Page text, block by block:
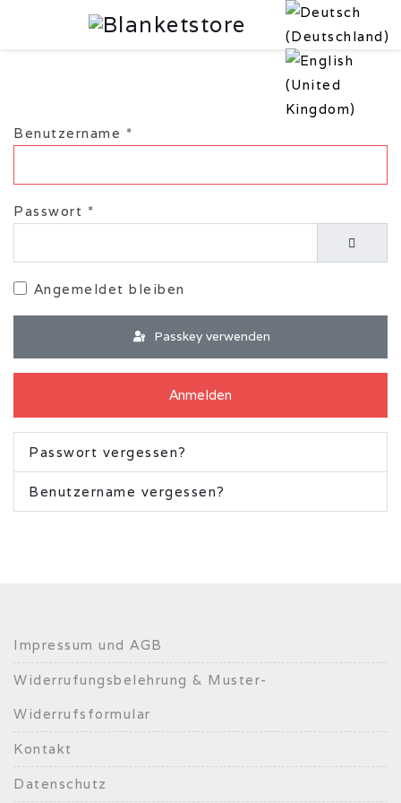
Benutzername *
Passwort *
Angemeldet bleiben
Passkey verwenden
Anmelden
Passwort vergessen?
Benutzername vergessen?
Impressum und AGB
Widerrufungsbelehrung & Muster-
Widerrufsformular
Kontakt
Datenschutz